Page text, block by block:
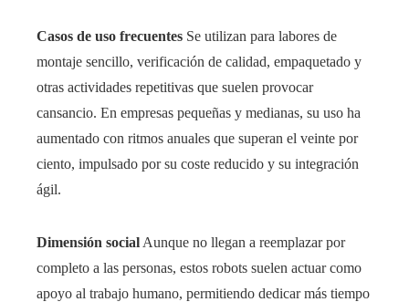
Casos de uso frecuentes Se utilizan para labores de
montaje sencillo, verificación de calidad, empaquetado y
otras actividades repetitivas que suelen provocar
cansancio. En empresas pequeñas y medianas, su uso ha
aumentado con ritmos anuales que superan el veinte por
ciento, impulsado por su coste reducido y su integración
ágil.
Dimensión social Aunque no llegan a reemplazar por
completo a las personas, estos robots suelen actuar como
apoyo al trabajo humano, permitiendo dedicar más tiempo